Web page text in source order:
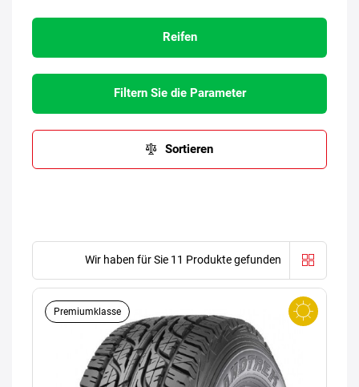
Reifen
Filtern Sie die Parameter
Sortieren
Wir haben für Sie 11 Produkte gefunden
Premiumklasse